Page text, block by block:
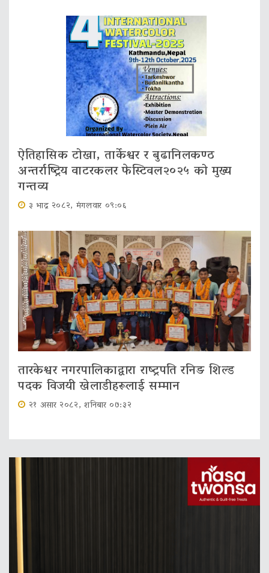
ऐतिहासिक टोखा, तार्केश्वर र बुढानिलकण्ठ
अन्तर्राष्ट्रिय वाटरकलर फेस्टिवल२०२५ को मुख्य
गन्तव्य
३ भाद्र २०८२, मंगलवार ०९:०६
तारकेश्वर नगरपालिकाद्वारा राष्ट्रपति रनिङ शिल्ड
पदक विजयी खेलाडीहरूलाई सम्मान
२१ असार २०८२, शनिबार ०७:३२